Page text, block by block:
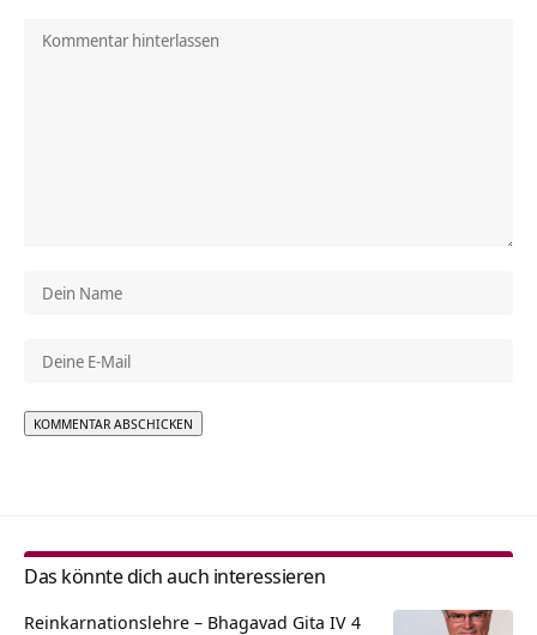
Das könnte dich auch interessieren
Reinkarnationslehre – Bhagavad Gita IV 4